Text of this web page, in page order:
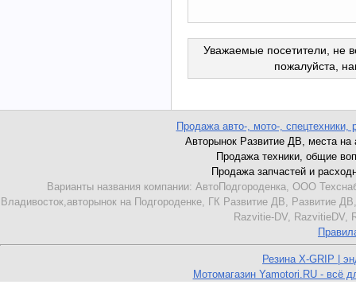
Уважаемые посетители, не
пожалуйста,
Продажа авто-, мото-, спецтехники,
Авторынок Развитие ДВ, места на
Продажа техники, общие
Продажа запчастей и
Варианты названия компании: АвтоПодгороденка, ООО
Владивосток,авторынок на Подгороденке, ГК Развитие ДВ,
Razvitie-DV, RazvitieDV,
Резина X-GRIP |
Мотомагазин Yamotori.RU - всё